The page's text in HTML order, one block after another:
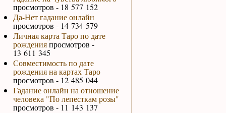
просмотров - 18 577 152
Да-Нет гадание онлайн
просмотров - 14 734 579
Личная карта Таро по дате
рожденияпросмотров -
13 611 345
Совместимость по дате
рождения на картах Таро
просмотров - 12 485 044
Гадание онлайн на отношение
человека "По лепесткам розы"
просмотров - 11 143 137